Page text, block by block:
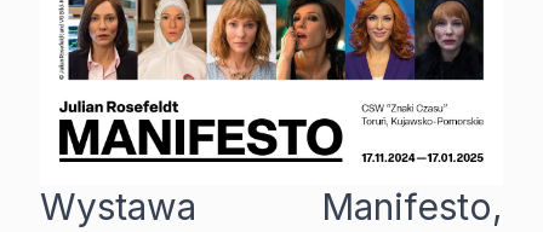
Wystawa Manifesto,